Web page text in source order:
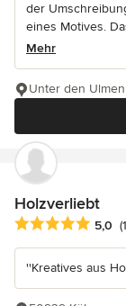
der
eines Motives.
Mehr
Unter den
Holzverliebt
Durchschnittliche
5,0
''Kreatives aus